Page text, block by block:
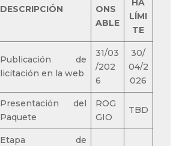
DESCRIPCIÓN
ONS
ABLE
HA
LÍMI
TE
Publicación de
licitación en la web
31/03
/202
6
30/
04/2
026
Presentación del
Paquete
ROG
GIO
TBD
Etapa de